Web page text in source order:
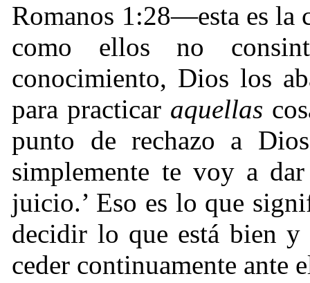
Romanos 1:28—esta es la
como ellos no
conocimiento, Dios los
para practicar aquellas
punto de rechazo a
simplemente te voy a
juicio.’ Eso es lo que
decidir lo que está bien y
ceder continuamente ante